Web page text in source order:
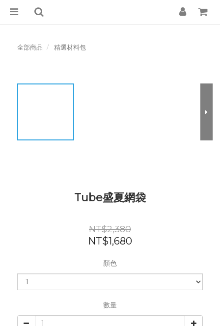
全部商品 精選材料包
Tube盛夏網袋
NT$2,380
NT$1,680
顏色
數量